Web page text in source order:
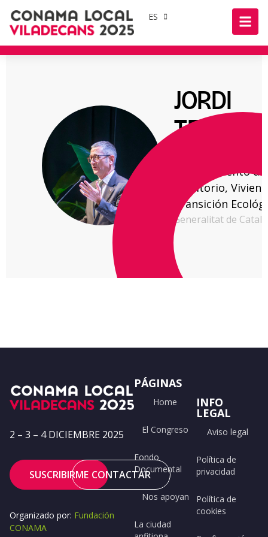
ES
JORDI
Departamento de
Territorio,
Transición
Generalitat de
2 – 3 – 4 DICIEMBRE 2025
SUSCRIBIRME CONTACTAR
Organizado por: Fundación
CONAMA
PÁGINAS
Home
El Congreso
Fondo
Documental
Nos apoyan
La ciudad
INFO
LEGAL
Aviso legal
Política de
privacidad
Política de
cookies